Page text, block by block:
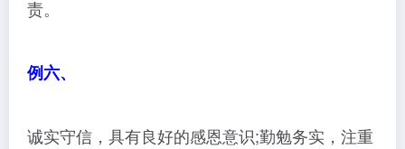
责。
例六、
诚实守信，具有良好的感恩意识;勤勉务实，注重